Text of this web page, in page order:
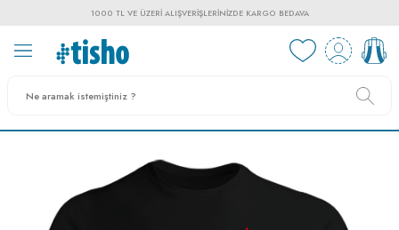
1000 TL VE ÜZERI ALIŞVERIŞLERINIZDE KARGO BEDAVA